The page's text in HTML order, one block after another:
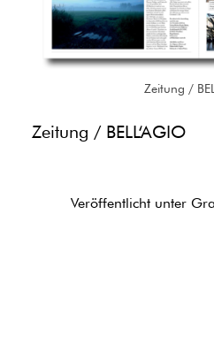
Zeitung /
Zeitung / BELL‘AGIO
Veröffentlicht unter